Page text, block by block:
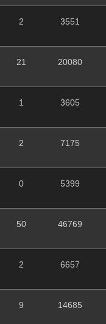
2 3551
21 20080
1 3605
2 7175
0 5399
50 46769
2 6657
9 14685